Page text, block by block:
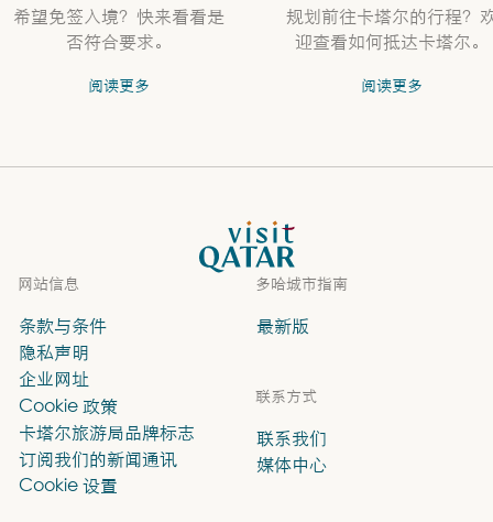
希望免签入境？快来看看是
否符合要求。
阅读更多
规划前往卡塔尔的行程？
迎查看如何抵达卡塔尔。
阅读更多
VisitQatar 首页
多哈城市指南
最新版
联系方式
联系我们
媒体中心
网站信息
条款与条件
隐私声明
企业网址
Cookie 政策
卡塔尔旅游局品牌标志
订阅我们的新闻通讯
Cookie 设置